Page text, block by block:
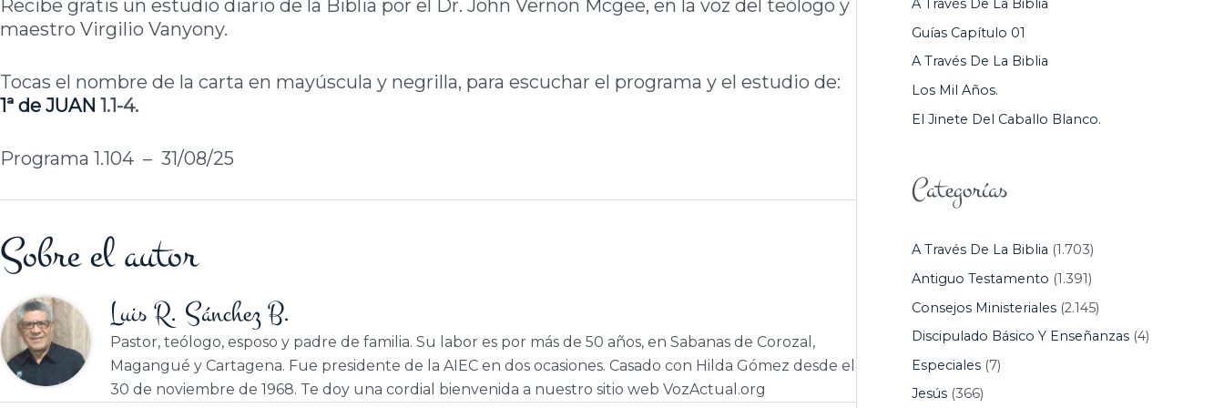
Recibe gratis un estudio diario de la Biblia por el Dr. John Vernon Mcgee, en la voz del teólogo y
maestro Virgilio Vanyony.
Tocas el nombre de la carta en mayúscula y negrilla, para escuchar el programa y el estudio de:
1ª de JUAN 1.1-4.
Programa 1.104 – 31/08/25
Sobre el autor
Luis R. Sánchez B.
Pastor, teólogo, esposo y padre de familia. Su labor es por más de 50 años, en Sabanas de Corozal,
Magangué y Cartagena. Fue presidente de la AIEC en dos ocasiones. Casado con Hilda Gómez desde el
30 de noviembre de 1968. Te doy una cordial bienvenida a nuestro sitio web VozActual.org
R
:
A Través De La Biblia
Guías Capítulo 01
A Través De La Biblia
Los Mil Años.
El Jinete Del Caballo Blanco.
Categorías
A Través De La Biblia (1.703)
Antiguo Testamento (1.391)
Consejos Ministeriales(2.145)
Discipulado Básico Y Enseñanzas(4)
Especiales(7)
Jesús(366)